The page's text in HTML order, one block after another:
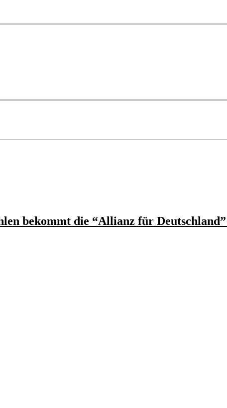
bekommt die “Allianz für